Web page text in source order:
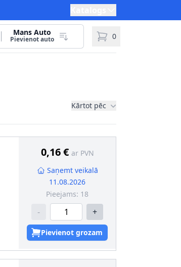
Mans Auto
Pievienot auto 0
Kārtot pēc
0,16 € ar PVN
Saņemt veikalā
11.08.2026
Pieejams: 18
- +
Pievienot grozam